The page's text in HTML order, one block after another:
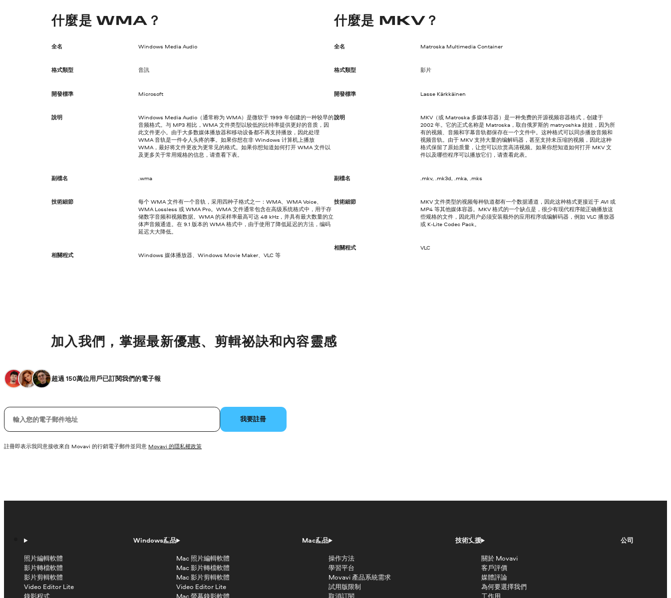
什麼是 WMA？
全名 Windows Media Audio
格式類型 音訊
開發標準 Microsoft
說明
Windows Media Audio（通常称为 WMA）是微软于 1999 年创建的一种较早的
音频格式。与 MP3 相比，WMA 文件类型以较低的比特率提供更好的音质，因
此文件更小。由于大多数媒体播放器和移动设备都不再支持播放，因此处理
WMA 音轨是一件令人头疼的事。如果你想在非 Windows 计算机上播放
WMA，最好将文件更改为更常见的格式。如果你想知道如何打开 WMA 文件以
及更多关于常用规格的信息，请查看下表。
副檔名 .wma
技術細節
每个 WMA 文件有一个音轨，采用四种子格式之一：WMA、WMA Voice、
WMA Lossless 或 WMA Pro。WMA 文件通常包含在高级系统格式中，用于存
储数字音频和视频数据。WMA 的采样率最高可达 48 kHz，并具有最大数量的立
体声音频通道。在 9.1 版本的 WMA 格式中，由于使用了降低延迟的方法，编码
延迟大大降低。
相關程式 Windows 媒体播放器、Windows Movie Maker、VLC 等
什麼是 MKV？
全名 Matroska Multimedia Container
格式類型 影片
開發標準 Lasse Kärkkäinen
說明
MKV（或 Matroska 多媒体容器）是一种免费的开源视频容器格式，创建于
2002 年。它的正式名称是 Matroska，取自俄罗斯的 matryoshka 娃娃，因为所
有的视频、音频和字幕音轨都保存在一个文件中。这种格式可以同步播放音频和
视频音轨。由于 MKV 支持大量的编解码器，甚至支持未压缩的视频，因此这种
格式保留了原始质量，让您可以欣赏高清视频。如果你想知道如何打开 MKV 文
件以及哪些程序可以播放它们，请查看此表。
副檔名 .mkv, .mk3d, .mka, .mks
技術細節
MKV 文件类型的视频每种轨道都有一个数据通道，因此这种格式更接近于 AVI 或
MP4 等其他媒体容器。MKV 格式的一个缺点是，很少有现代程序能正确播放这
些规格的文件，因此用户必须安装额外的应用程序或编解码器，例如 VLC 播放器
或 K-Lite Codec Pack。
相關程式 VLC
加入我們，掌握最新優惠、剪輯祕訣和內容靈感
超過 150萬位用戶已訂閱我們的電子報
您的電子郵件 我要註冊
註冊即表示我同意接收來自 Movavi 的行銷電子郵件並同意 Movavi 的隱私權政策
Windows產品
照片編輯軟體
影片轉檔軟體
影片剪輯軟體
Video Editor Lite
錄影程式
Mac產品
Mac 照片編輯軟體
Mac 影片轉檔軟體
Mac 影片剪輯軟體
Video Editor Lite
Mac 螢幕錄影軟體
技術支援
操作方法
學習平台
Movavi 產品系統需求
試用版限制
取消訂閱
公司
關於 Movavi
客戶評價
媒體評論
為何要選擇我們
工作用